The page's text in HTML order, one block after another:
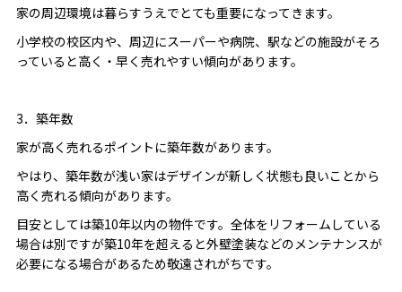
家の周辺環境は暮らすうえでとても重要になってきます。
小学校の校区内や、周辺にスーパーや病院、駅などの施設がそろ
っていると高く・早く売れやすい傾向があります。
3．築年数
家が高く売れるポイントに築年数があります。
やはり、築年数が浅い家はデザインが新しく状態も良いことから
高く売れる傾向があります。
目安としては築10年以内の物件です。全体をリフォームしている
場合は別ですが築10年を超えると外壁塗装などのメンテナンスが
必要になる場合があるため敬遠されがちです。